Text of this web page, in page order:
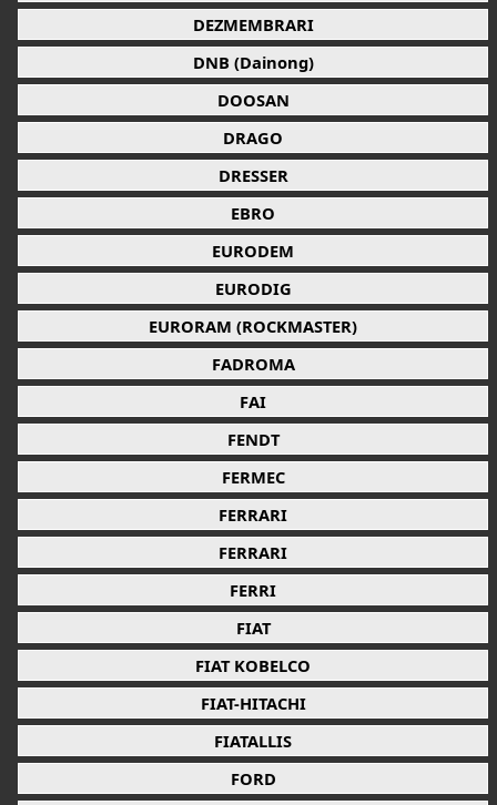
DEZMEMBRARI
DNB (Dainong)
DOOSAN
DRAGO
DRESSER
EBRO
EURODEM
EURODIG
EURORAM (ROCKMASTER)
FADROMA
FAI
FENDT
FERMEC
FERRARI
FERRARI
FERRI
FIAT
FIAT KOBELCO
FIAT-HITACHI
FIATALLIS
FORD